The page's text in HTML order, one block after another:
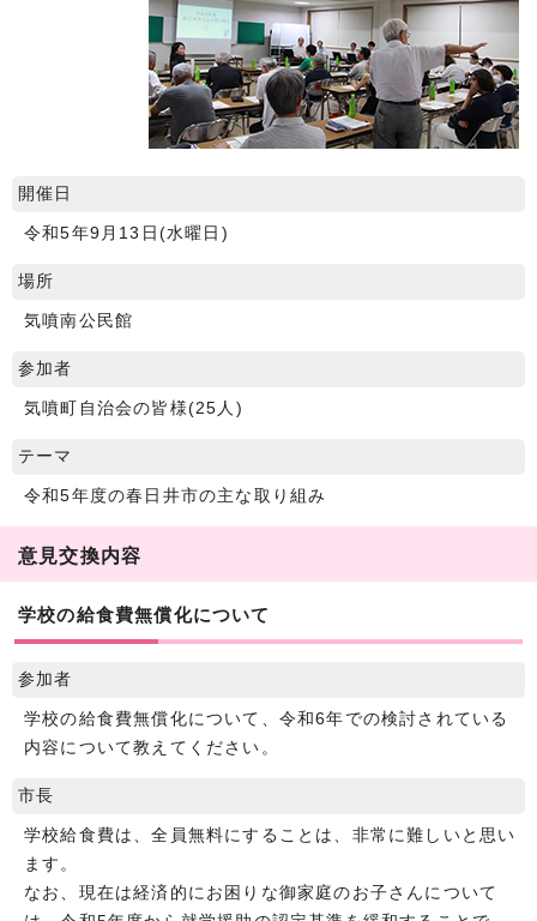
開催日
令和5年9月13日(水曜日)
場所
気噴南公民館
参加者
気噴町自治会の皆様(25人)
テーマ
令和5年度の春日井市の主な取り組み
意見交換内容
学校の給食費無償化について
参加者
学校の給食費無償化について、令和6年での検討されている
内容について教えてください。
市長
学校給食費は、全員無料にすることは、非常に難しいと思い
ます。
なお、現在は経済的にお困りな御家庭のお子さんについて